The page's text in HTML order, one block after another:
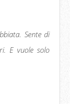
Sente di
E vuole solo